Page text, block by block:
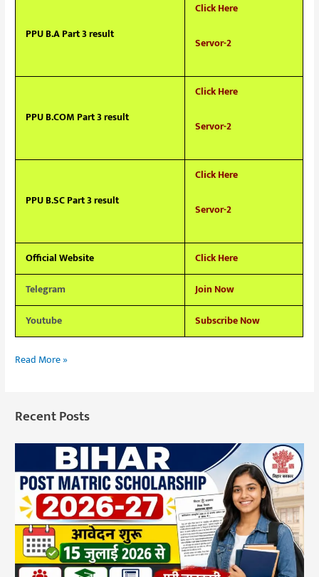
PPU B.A Part 3 result
Click Here
Servor-2
PPU B.COM Part 3 result
Click Here
Servor-2
PPU B.SC Part 3 result
Click Here
Servor-2
Official Website
Click Here
Telegram
Join Now
Youtube
Subscribe Now
Read More »
Recent Posts